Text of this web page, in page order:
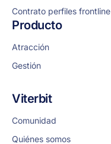
Contrato perfiles frontline
Producto
Atracción
Gestión
Viterbit
Comunidad
Quiénes somos